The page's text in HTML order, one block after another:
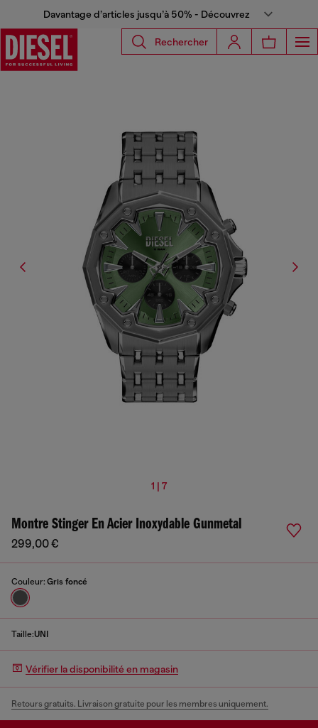
Davantage d’articles jusqu’à 50% - Découvrez
Rechercher
1 | 7
Montre Stinger En Acier Inoxydable Gunmetal
299,00 €
Couleur: Gris foncé
Taille:UNI
Vérifier la disponibilité en magasin
Retours gratuits. Livraison gratuite pour les membres uniquement.